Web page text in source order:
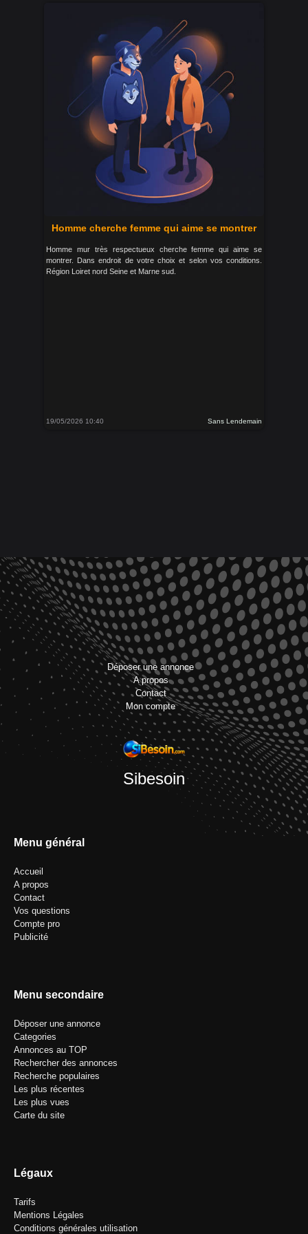
Homme cherche femme qui aime se montrer
Homme mur très respectueux cherche femme qui aime se
montrer. Dans endroit de votre choix et selon vos conditions.
Région Loiret nord Seine et Marne sud.
19/05/2026 10:40 Sans Lendemain
Déposer une annonce
A propos
Contact
Mon compte
Sibesoin
Menu général
Accueil
A propos
Contact
Vos questions
Compte pro
Publicité
Menu secondaire
Déposer une annonce
Categories
Annonces au TOP
Rechercher des annonces
Recherche populaires
Les plus récentes
Les plus vues
Carte du site
Légaux
Tarifs
Mentions Légales
Conditions générales utilisation